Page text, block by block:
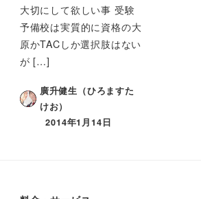
大切にして欲しい事 受験
予備校は実質的に資格の大
原かTACしか選択肢はない
が […]
廣升健生（ひろますた
けお）
2014年1月14日